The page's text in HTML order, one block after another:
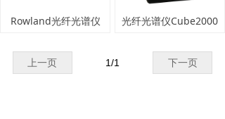
Rowland光纤光谱仪 光纤光谱仪Cube2000
上一页 下一页
1/1